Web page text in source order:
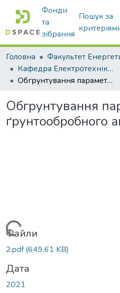
Фонди
та
зібрання
Пошук за
Головна
Кафедра Електротехніки і електромеханіки ім. проф. В.В. Овчарова
Обгрунтування параметрів ґрунтообробного агромодуля
Обгрунтування
ґрунтообробного
Вантажиться...
Файли
2.pdf(649.61 KB)
Дата
2021